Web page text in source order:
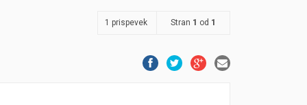
1 prispevek Stran 1 od 1